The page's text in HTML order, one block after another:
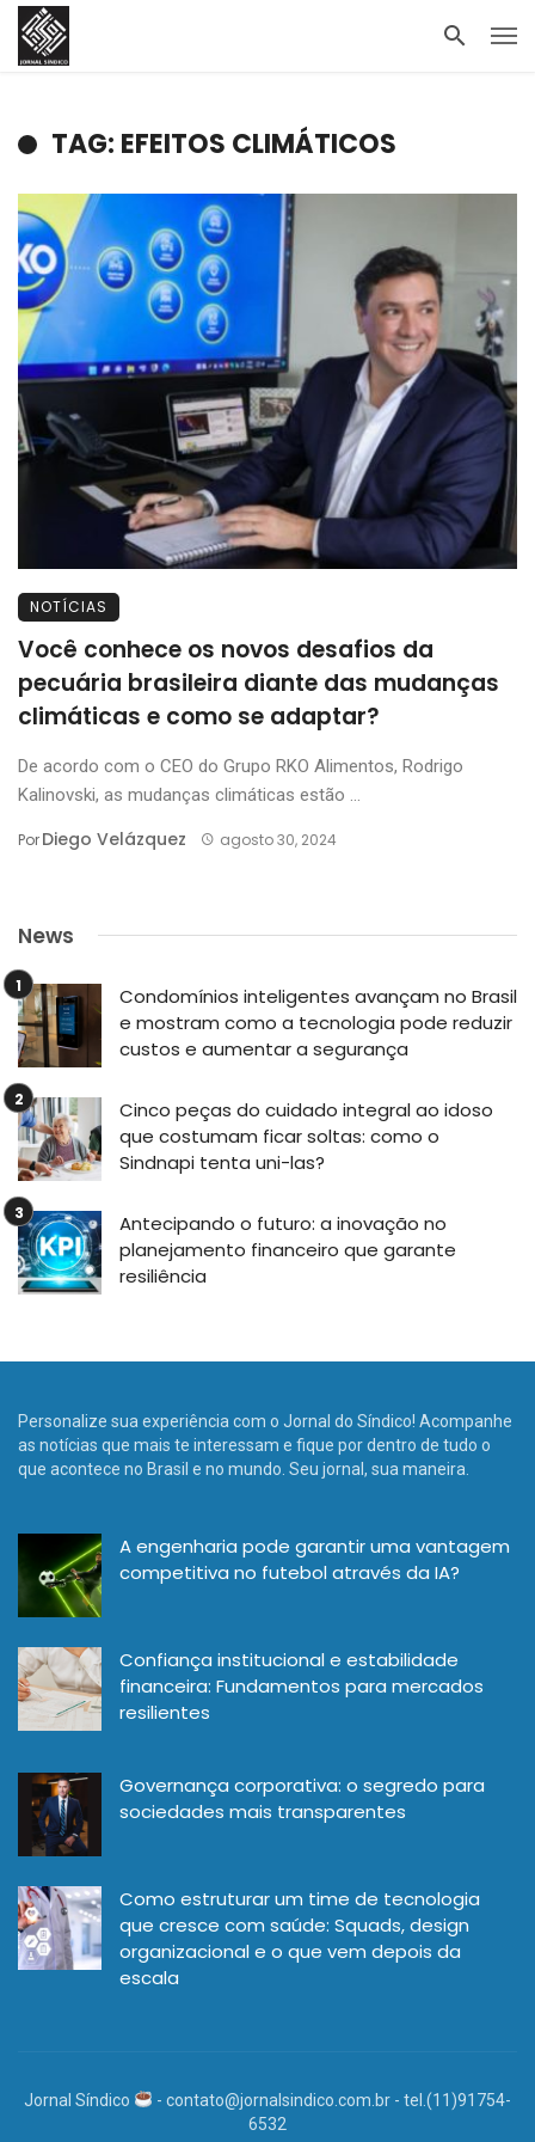
TAG: EFEITOS CLIMÁTICOS
NOTÍCIAS
Você conhece os novos desafios da
pecuária brasileira diante das mudanças
climáticas e como se adaptar?
De acordo com o CEO do Grupo RKO Alimentos, Rodrigo
Kalinovski, as mudanças climáticas estão ...
PorDiego Velázquez agosto 30, 2024
News
Condomínios inteligentes avançam no Brasil
e mostram como a tecnologia pode reduzir
custos e aumentar a segurança
Cinco peças do cuidado integral ao idoso
que costumam ficar soltas: como o
Sindnapi tenta uni-las?
Antecipando o futuro: a inovação no
planejamento financeiro que garante
resiliência
Personalize sua experiência com o Jornal do Síndico! Acompanhe
as notícias que mais te interessam e fique por dentro de tudo o
que acontece no Brasil e no mundo. Seu jornal, sua maneira.
A engenharia pode garantir uma vantagem
competitiva no futebol através da IA?
Confiança institucional e estabilidade
financeira: Fundamentos para mercados
resilientes
Governança corporativa: o segredo para
sociedades mais transparentes
Como estruturar um time de tecnologia
que cresce com saúde: Squads, design
organizacional e o que vem depois da
escala
Jornal Síndico - contato@jornalsindico.com.br- tel.(11)91754-
6532